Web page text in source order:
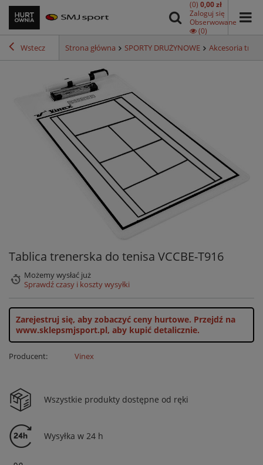
(0) 0,00 zł
Zaloguj się
Obserwowane
(0)
Wstecz Strona główna SPORTY DRUŻYNOWE Akcesoria
Tablica trenerska do tenisa VCCBE-T916
Możemy wysłać już
Sprawdź czasy i koszty wysyłki
Zarejestruj się, aby zobaczyć ceny hurtowe. Przejdź na
www.sklepsmjsport.pl, aby kupić detalicznie.
Producent: Vinex
Wszystkie produkty dostępne od ręki
Wysyłka w 24 h